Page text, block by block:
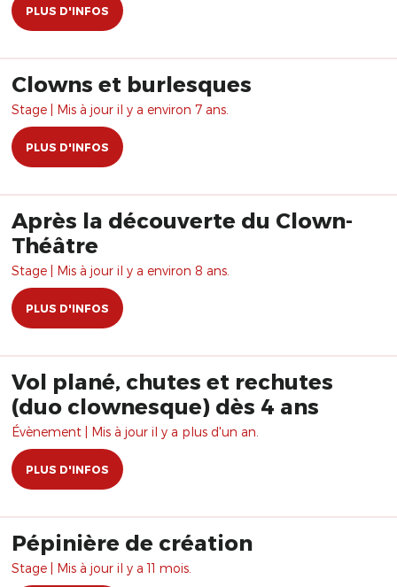
PLUS D'INFOS
Clowns et burlesques
Stage | Mis à jour il y a environ 7 ans.
PLUS D'INFOS
Après la découverte du Clown-
Théâtre
Stage | Mis à jour il y a environ 8 ans.
PLUS D'INFOS
Vol plané, chutes et rechutes
(duo clownesque) dès 4 ans
Évènement | Mis à jour il y a plus d'un an.
PLUS D'INFOS
Pépinière de création
Stage | Mis à jour il y a 11 mois.